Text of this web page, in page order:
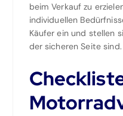
beim Verkauf zu
individuellen
Käufer ein und stellen
der sicheren Seite sind.